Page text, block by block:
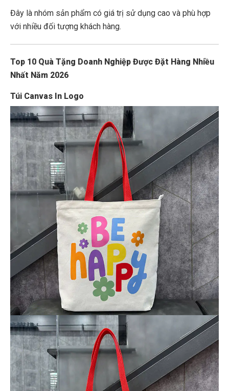
Đây là nhóm sản phẩm có giá trị sử dụng cao và phù hợp
với nhiều đối tượng khách hàng.
Top 10 Quà Tặng Doanh Nghiệp Được Đặt Hàng Nhiều
Nhất Năm 2026
Túi Canvas In Logo